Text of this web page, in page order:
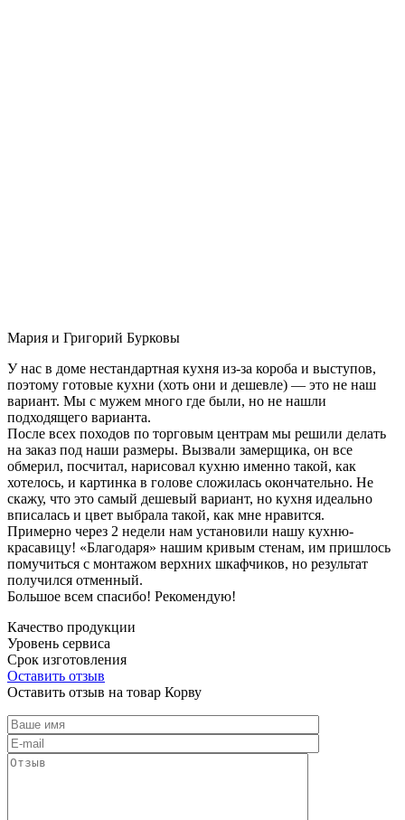
Мария и Григорий Бурковы
У нас в доме нестандартная кухня из-за короба и выступов,
поэтому готовые кухни (хоть они и дешевле) — это не наш
вариант. Мы с мужем много где были, но не нашли
подходящего варианта.
После всех походов по торговым центрам мы решили делать
на заказ под наши размеры. Вызвали замерщика, он все
обмерил, посчитал, нарисовал кухню именно такой, как
хотелось, и картинка в голове сложилась окончательно. Не
скажу, что это самый дешевый вариант, но кухня идеально
вписалась и цвет выбрала такой, как мне нравится.
Примерно через 2 недели нам установили нашу кухню-
красавицу! «Благодаря» нашим кривым стенам, им пришлось
помучиться с монтажом верхних шкафчиков, но результат
получился отменный.
Большое всем спасибо! Рекомендую!
Качество продукции
Уровень сервиса
Срок изготовления
Оставить отзыв
Оставить отзыв на товар Корву